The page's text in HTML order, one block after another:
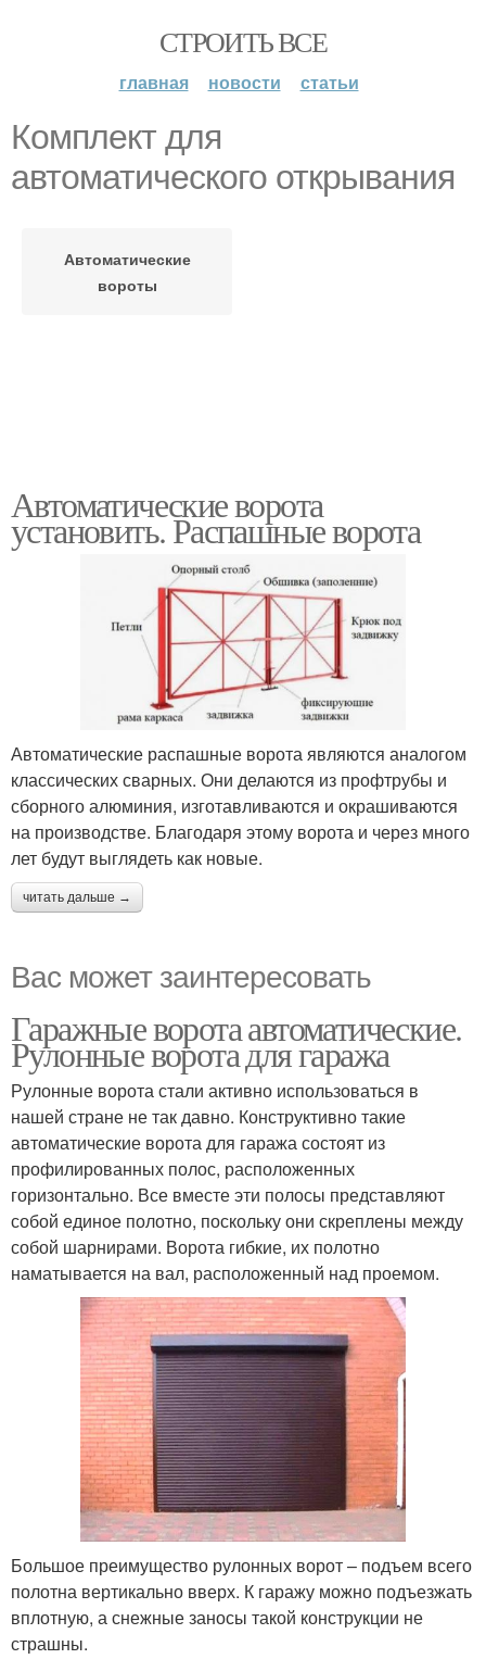
СТРОИТЬ ВСЕ
главная новости статьи
Комплект для
автоматического открывания
Автоматические
вороты
Автоматические ворота
установить. Распашные ворота
Автоматические распашные ворота являются аналогом
классических сварных. Они делаются из профтрубы и
сборного алюминия, изготавливаются и окрашиваются
на производстве. Благодаря этому ворота и через много
лет будут выглядеть как новые.
читать дальше →
Вас может заинтересовать
Гаражные ворота автоматические.
Рулонные ворота для гаража
Рулонные ворота стали активно использоваться в
нашей стране не так давно. Конструктивно такие
автоматические ворота для гаража состоят из
профилированных полос, расположенных
горизонтально. Все вместе эти полосы представляют
собой единое полотно, поскольку они скреплены между
собой шарнирами. Ворота гибкие, их полотно
наматывается на вал, расположенный над проемом.
Большое преимущество рулонных ворот – подъем всего
полотна вертикально вверх. К гаражу можно подъезжать
вплотную, а снежные заносы такой конструкции не
страшны.